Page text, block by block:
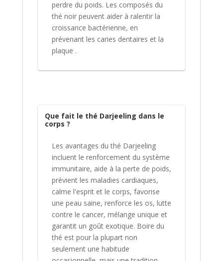
perdre du poids. Les composés du
thé noir peuvent aider à ralentir la
croissance bactérienne, en
prévenant les caries dentaires et la
plaque .
Que fait le thé Darjeeling dans le
corps ?
Les avantages du thé Darjeeling
incluent le renforcement du système
immunitaire, aide à la perte de poids,
prévient les maladies cardiaques,
calme l'esprit et le corps, favorise
une peau saine, renforce les os, lutte
contre le cancer, mélange unique et
garantit un goût exotique. Boire du
thé est pour la plupart non
seulement une habitude